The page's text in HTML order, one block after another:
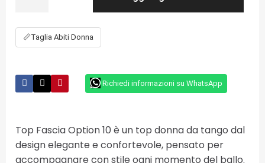
📏Taglia Abiti Donna
Richiedi informazioni su WhatsApp
Top Fascia Option 10 è un top donna da tango dal
design elegante e confortevole, pensato per
accompagnare con stile ogni momento del ballo.